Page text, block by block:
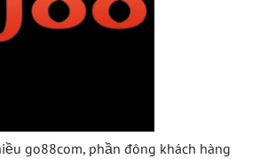
go88com, phần đông khách hàng